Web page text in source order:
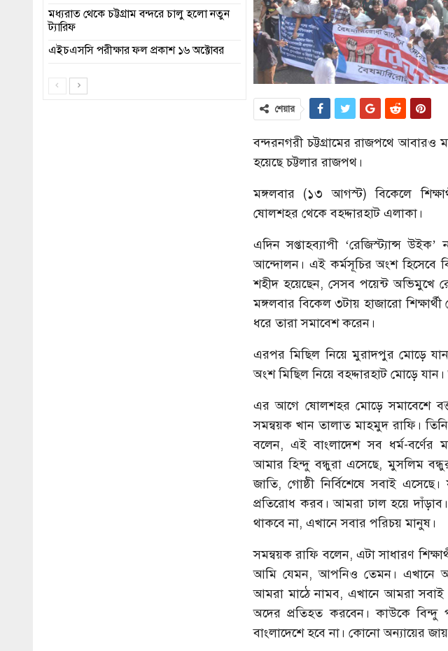
শেয়ার
বন্দরনগরী চট্টগ্রামের রাজপথে আবারও
হয়েছে চট্টলার রাজপথ।
মঙ্গলবার (১৩ আগস্ট) বিকেলে
ষোলশহর থেকে বহদ্দারহাট এলাকা।
এদিন সপ্তাহব্যাপী ‘রেজিস্ট্যান্স
আন্দোলন। এই কর্মসূচির অংশ হিসেবে
শহীদ হয়েছেন, সেসব পয়েন্ট অভিমুখে
মঙ্গলবার বিকেল ৩টায় হাজারো
ধরে তারা সমাবেশ করেন।
এরপর মিছিল নিয়ে মুরাদপুর মোড়ে যান
অংশ মিছিল নিয়ে বহদ্দারহাট মোড়ে
এর আগে ষোলশহর মোড়ে সমাবেশে
সমন্বয়ক খান তালাত মাহমুদ রাফি।
বলেন, এই বাংলাদেশ সব ধর্ম-বর্ণের
আমার হিন্দু বন্ধুরা এসেছে, মুসলিম
জাতি, গোষ্ঠী নির্বিশেষে সবাই
প্রতিরোধ করব। আমরা ঢাল হয়ে
থাকবে না, এখানে সবার পরিচয় মানুষ।
সমন্বয়ক রাফি বলেন, এটা সাধারণ
আমি যেমন, আপনিও তেমন। এখানে
আমরা মাঠে নামব, এখানে আমরা সবাই
অদের প্রতিহত করবেন। কাউকে বিন্দু
বাংলাদেশে হবে না। কোনো অন্যায়ের
মধ্যরাত থেকে চট্টগ্রাম বন্দরে চালু হলো নতুন
ট্যারিফ
এইচএসসি পরীক্ষার ফল প্রকাশ ১৬ অক্টোবর